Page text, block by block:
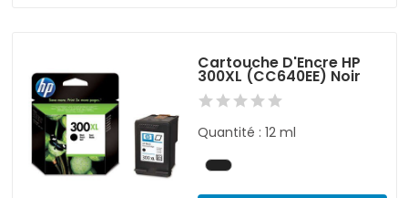
Cartouche D'Encre HP
300XL (CC640EE) Noir
Quantité : 12 ml